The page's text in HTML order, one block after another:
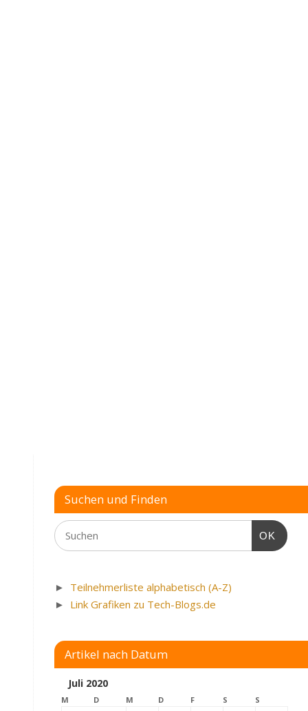
Suchen und Finden
OK
► Teilnehmerliste alphabetisch (A-Z)
► Link Grafiken zu Tech-Blogs.de
Artikel nach Datum
Juli 2020
M D M D F S S